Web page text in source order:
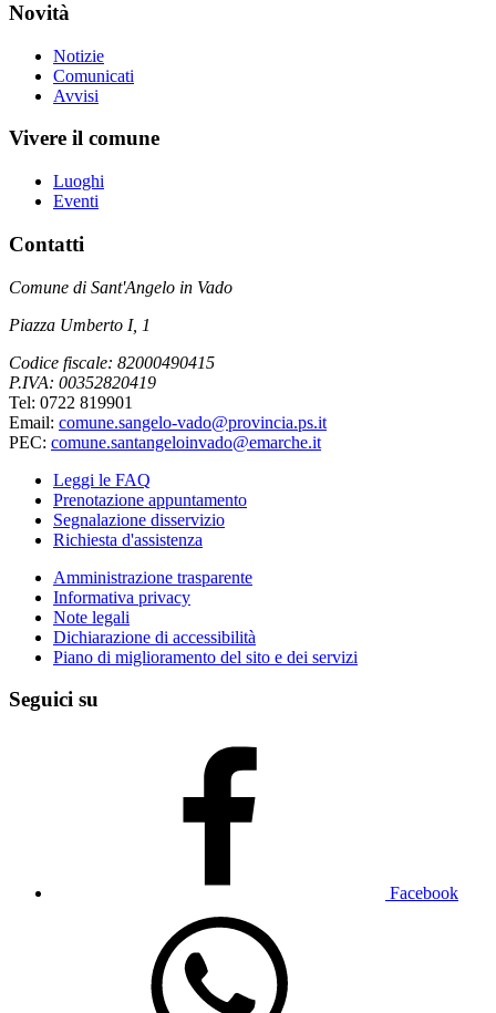
Novità
Notizie
Comunicati
Avvisi
Vivere il comune
Luoghi
Eventi
Contatti
Comune di Sant'Angelo in Vado
Piazza Umberto I, 1
Codice fiscale: 82000490415
P.IVA: 00352820419
Tel: 0722 819901
Email: comune.sangelo-vado@provincia.ps.it
PEC: comune.santangeloinvado@emarche.it
Leggi le FAQ
Prenotazione appuntamento
Segnalazione disservizio
Richiesta d'assistenza
Amministrazione trasparente
Informativa privacy
Note legali
Dichiarazione di accessibilità
Piano di miglioramento del sito e dei servizi
Seguici su
Facebook